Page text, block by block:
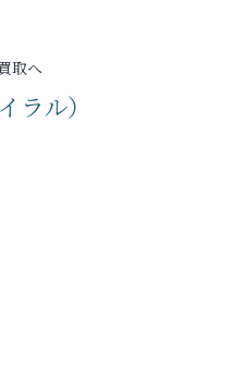
取へ
ラル）